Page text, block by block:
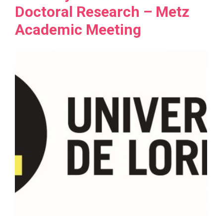
Doctoral Research – Metz
Academic Meeting